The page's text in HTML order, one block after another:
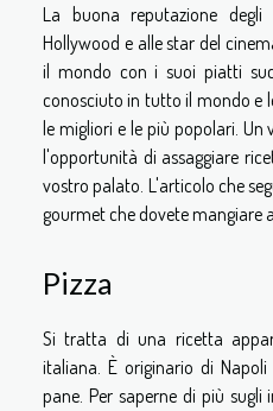
La buona reputazione
Hollywood e alle star del
il mondo con i suoi piatti
conosciuto in tutto il mondo e
le migliori e le più popolari. Un
l'opportunità di assaggiare
vostro palato. L'articolo che
gourmet che dovete mangiare
Pizza
Si tratta di una ricetta
italiana. È originario di
pane. Per saperne di più sugli